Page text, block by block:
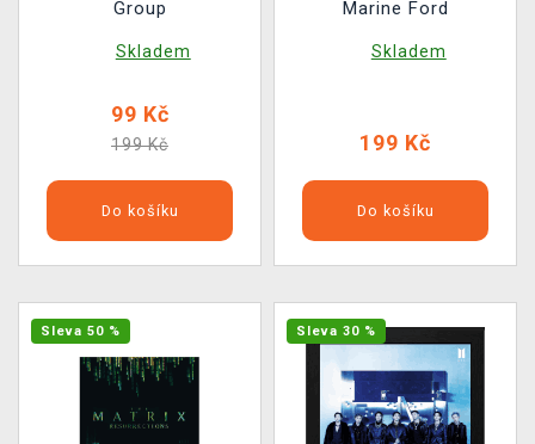
Group
Skladem
99 Kč
199 Kč
Do košíku
Marine Ford
Skladem
199 Kč
Do košíku
Sleva 50 % Sleva 30 %